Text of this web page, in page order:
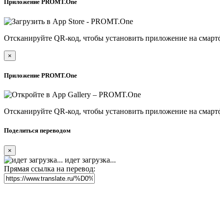
Приложение PROMT.One
Отсканируйте QR-код, чтобы установить приложение на
×
Приложение PROMT.One
Отсканируйте QR-код, чтобы установить приложение на
Поделиться переводом
×
идет загрузка...
Прямая ссылка на перевод: